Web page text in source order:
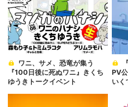
『100日後に死ぬワニ』きくち
ゆうきトークイベント
PV
いく